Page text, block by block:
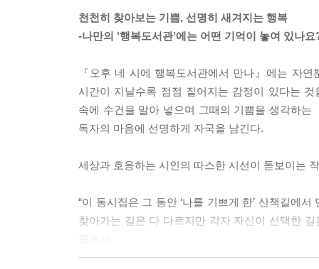
천천히 찾아보는 기쁨, 선명히 새겨지는 행복
-나만의 ‘행복도서관’에는 어떤 기억이 놓여 있나요
『오후 네 시에 행복도서관에서 만나』에는 자
시간이 지날수록 점점 짙어지는 감정이 있다는
속에 수건을 말아 넣으며 그때의 기쁨을 생각하
독자의 마음에 선명하게 자국을 남긴다.
세상과 호응하는 시인의 따스한 시선이 돋보이는
“이 동시집은 그 동안 ‘나를 기쁘게 한’ 산책길에
찾아가는 길은 다 다르지만 각자 자신이 선택한